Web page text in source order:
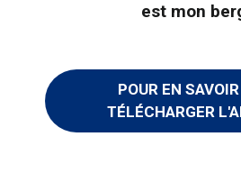
est mon
POUR EN
TÉLÉCHARGER